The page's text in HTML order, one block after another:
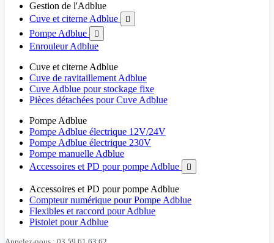
Gestion de l'Adblue
Cuve et citerne Adblue

Pompe Adblue 
Enrouleur Adblue
Cuve et citerne Adblue
Cuve de ravitaillement Adblue
Cuve Adblue pour stockage fixe
Pièces détachées pour Cuve Adblue
Pompe Adblue
Pompe Adblue électrique 12V/24V
Pompe Adblue électrique 230V
Pompe manuelle Adblue
Accessoires et PD pour pompe Adblue

Accessoires et PD pour pompe Adblue
Compteur numérique pour Pompe Adblue
Flexibles et raccord pour Adblue
Pistolet pour Adblue